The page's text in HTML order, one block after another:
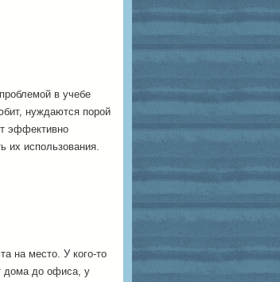
в учебе
нуждаются порой
эффективно
их использования.
на место. У кого-то
дома до офиса, у